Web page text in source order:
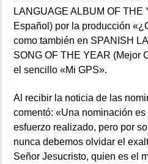
LANGUAGE ALBUM OF THE
Español) por la producción
como también en SPANISH
SONG OF THE YEAR (Mejor
el sencillo «Mi GPS».
Al recibir la noticia de las
comentó: «Una nominación es
esfuerzo realizado, pero por
nunca debemos olvidar el
Señor Jesucristo, quien es el